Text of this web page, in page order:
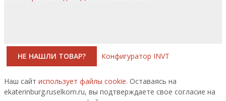
НЕ НАШЛИ ТОВАР? Конфигуратор INVT
Наш сайт использует файлы cookie. Оставаясь на
ekaterinburg.ruselkom.ru, вы подтверждаете свое согласие на